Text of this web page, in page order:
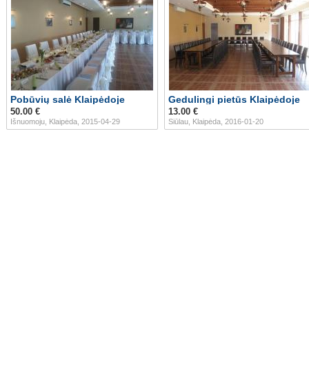
Pobūvių salė Klaipėdoje
50.00 €
Išnuomoju, Klaipėda, 2015-04-29
Gedulingi pietūs Klaipėdoje
13.00 €
Siūlau, Klaipėda, 2016-01-20